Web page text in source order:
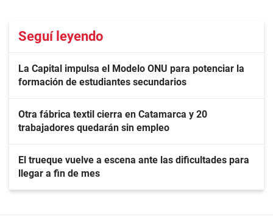
Seguí leyendo
La Capital impulsa el Modelo ONU para potenciar la
formación de estudiantes secundarios
Otra fábrica textil cierra en Catamarca y 20
trabajadores quedarán sin empleo
El trueque vuelve a escena ante las dificultades para
llegar a fin de mes